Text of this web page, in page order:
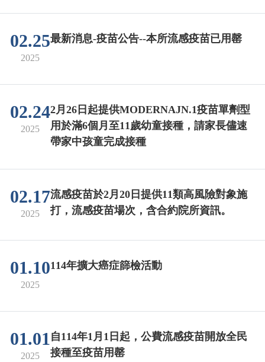
02.25
2025
最新消息-疫苗公告--本所流感疫苗已用罄
02.24
2025
2月26日起提供MODERNAJN.1疫苗單劑型
用於滿6個月至11歲幼童接種，請家長儘速
帶家中孩童完成接種
02.17
2025
流感疫苗於2月20日提供11類高風險對象施
打，流感疫苗場次，含合約院所資訊。
01.10
2025
114年擴大癌症篩檢活動
01.01
2025
自114年1月1日起，公費流感疫苗開放全民
接種至疫苗用罄